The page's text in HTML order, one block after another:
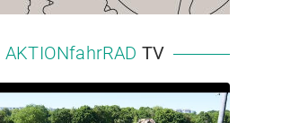
AKTIONfahrRAD TV
2023 NRW Landesschulmeisterschaft MTB